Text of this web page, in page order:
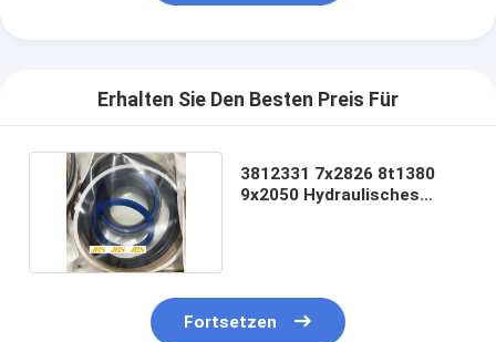
Erhalten Sie Den Besten Preis Für
3812331 7x2826 8t1380
9x2050 Hydraulisches
Fortsetzen